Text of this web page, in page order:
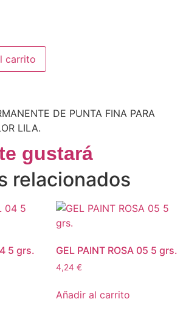
carrito
DE PUNTA FINA PARA
LILA.
gustará
relacionados
5 grs. GEL PAINT ROSA 05 5 grs.
4,24 €
Añadir al carrito